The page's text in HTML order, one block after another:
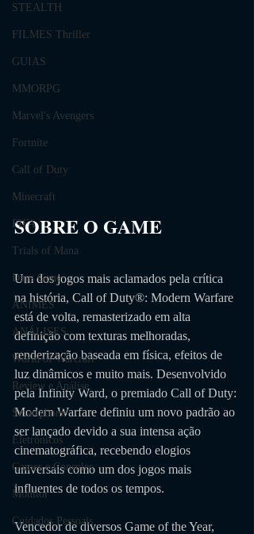
STEALTH
FILMES Thriller
GUIAS
MMORPG
Marvel's Avengers
Fortnite
Call of Duty
Minecraft
FIFA
Trials of Mana
Days Gone
ANIMES
ANÁLISES
World of Warcraft
Review e Análise
Smartphone
Eletrônicos
Games e Consoles
Monitor
Cuidados Pessoais
SOBRE O GAME
Um dos jogos mais aclamados pela crítica
na história, Call of Duty®: Modern Warfare
está de volta, remasterizado em alta
definição com texturas melhoradas,
renderização baseada em física, efeitos de
luz dinâmicos e muito mais. Desenvolvido
pela Infinity Ward, o premiado Call of Duty:
Modern Warfare definiu um novo padrão ao
ser lançado devido a sua intensa ação
cinematográfica, recebendo elogios
universais como um dos jogos mais
influentes de todos os tempos.
Vencedor de diversos Game of the Year,